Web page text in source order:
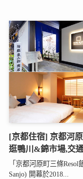
[京都住宿] 京都河
逛鴨川&錦市場,交
「京都河原町三條Resol
Sanjo) 開幕於2018...